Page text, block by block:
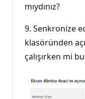
mıydınız?
9. Senkronize
klasöründen
çalışırken mi